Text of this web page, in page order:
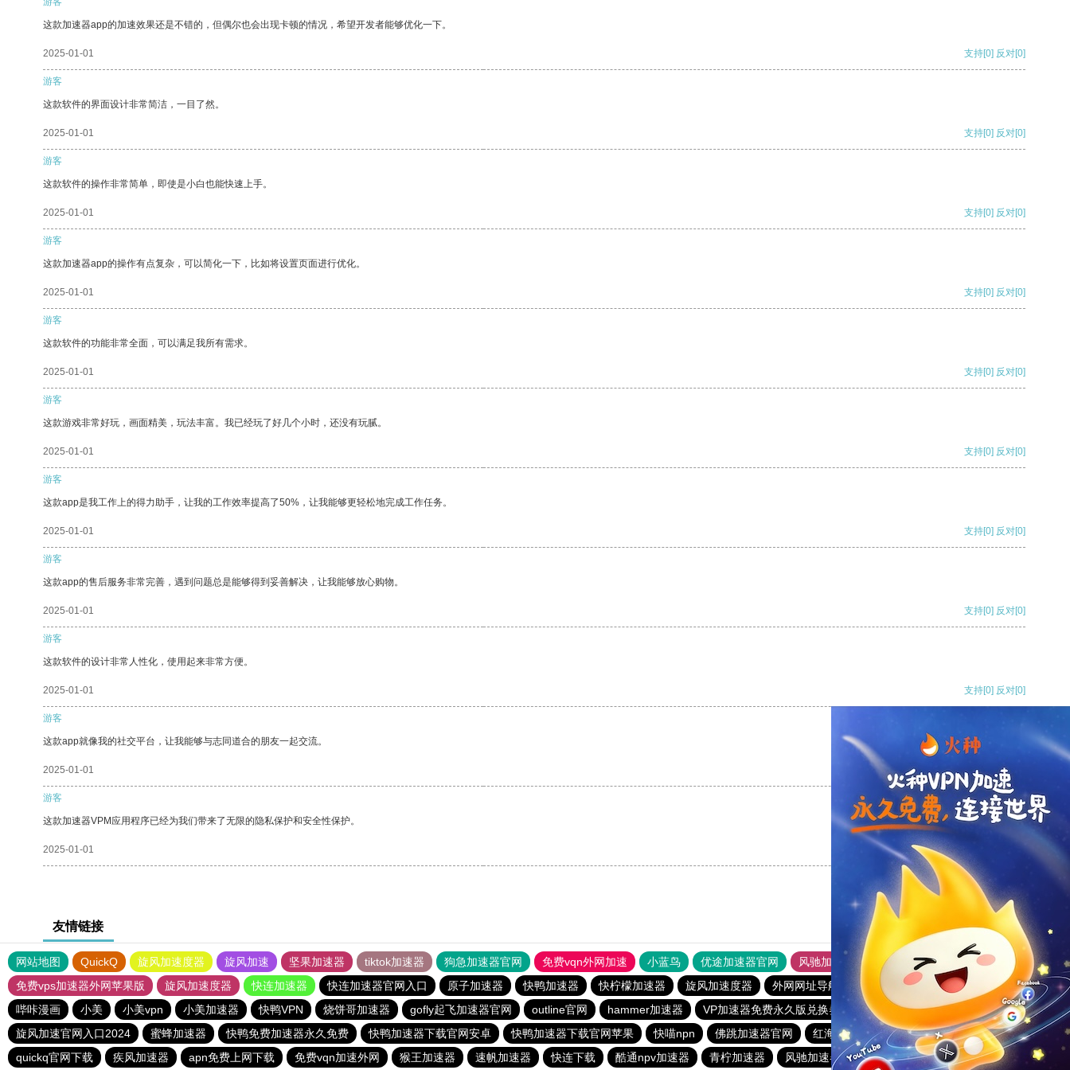
这款加速器app的加速效果还是不错的，但偶尔也会出现卡顿的情况，希望开发者能够优化一下。
2025-01-01 支持[0] 反对[0]
游客
这款软件的界面设计非常简洁，一目了然。
2025-01-01 支持[0] 反对[0]
游客
这款软件的操作非常简单，即使是小白也能快速上手。
2025-01-01 支持[0] 反对[0]
游客
这款加速器app的操作有点复杂，可以简化一下，比如将设置页面进行优化。
2025-01-01 支持[0] 反对[0]
游客
这款软件的功能非常全面，可以满足我所有需求。
2025-01-01 支持[0] 反对[0]
游客
这款游戏非常好玩，画面精美，玩法丰富。我已经玩了好几个小时，还没有玩腻。
2025-01-01 支持[0] 反对[0]
游客
这款app是我工作上的得力助手，让我的工作效率提高了50%，让我能够更轻松地完成工作任务。
2025-01-01 支持[0] 反对[0]
游客
这款app的售后服务非常完善，遇到问题总是能够得到妥善解决，让我能够放心购物。
2025-01-01 支持[0] 反对[0]
游客
这款软件的设计非常人性化，使用起来非常方便。
2025-01-01 支持[0] 反对[0]
游客
这款app就像我的社交平台，让我能够与志同道合的朋友一起交流。
2025-01-01 支持 反对
游客
这款加速器VPM应用程序已经为我们带来了无限的隐私保护和安全性保护。
2025-01-01 [0]
友情链接
网站地图 QuickQ 旋风加速度器 旋风加速 坚果加速器 tiktok加速器 狗急加速器官网 免费vqn外网加速 小蓝鸟 优途加速器官网 风驰加速器
旋风加速器
免费vps加速器外网苹果版
旋风加速度器 快连加速器 快连加速器官网入口 原子加速器 快鸭加速器 快柠檬加速器 旋风加速度器 外网网址导航 软件中心 雷霆加速
狂飙加速器
哔咔漫画
小美 小美vpn 小美加速器 快鸭VPN 烧饼哥加速器 gofly起飞加速器官网 outline官网 hammer加速器 VP加速器免费永久版兑换券
起飞加速器下载地址
旋风加速官网入口2024
蜜蜂加速器 快鸭免费加速器永久免费 快鸭加速器下载官网安卓 快鸭加速器下载官网苹果 快喵npn 佛跳加速器官网 红海pro 快舟加速器
小火箭加速器官网
quickq官网下载
疾风加速器 apn免费上网下载 免费vqn加速外网 猴王加速器 速帆加速器 快连下载 酷通npv加速器 青柠加速器 风驰加速器官网下载 快鸭梯子加速器